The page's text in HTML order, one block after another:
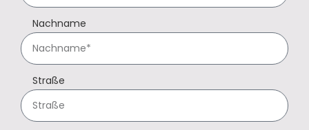
Nachname
Straße